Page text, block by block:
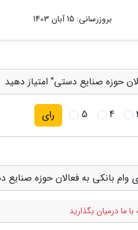
بروزرسانی: 15 آبان 1403
حوزه صنایع دستی" امتیاز دهید
4
5 رای
وام بانکی به فعالان حوزه صنایع
ما درمیان بگذارید